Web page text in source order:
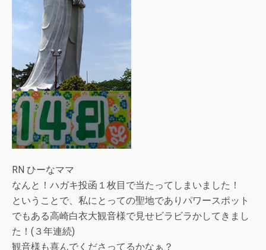
RN ひーなママ
なんと！ハガキ投函１枚目で当たってしまいました！
ということで、私にとっての聖地でありパワースポット
でもある高崎白衣大観音様で見せビラビラかしてきまし
た！(３年連続)
観音様も喜んでくださってるかなぁ？